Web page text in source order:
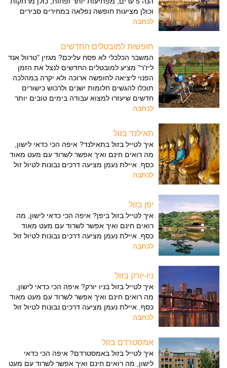
וכולן מציעות חופשה נפלאה במחירים סבירים
לכתבה
חופשות למובטלים החדשים
המשבר הכלכלי לא פסח עליכם? מגזין "טרוול אנד
ליז'ר" מציע למובטלים החדשים לנצל את הזמן
הפנוי ליציאה לחופשה ארוכה ולא יקרה במהלכה
תוכלו להגשים חלומות ישנים ולרכוש כישורים
חדשים שיעזרו למצוא עבודה בימים טובים יותר
לכתבה
תאילנד בזול
איך לטייל בזול בתאילנד? איפה הכי כדאי לישון,
מה רואים חינם ואיך אפשר לשרוד עם מעט מאוד
כסף. איילת נעמן מציעה דרכים נבונות לטיול זול
לכתבה
יפן בזול
איך לטייל בזול ביפן? איפה הכי כדאי לישון, מה
רואים חינם ואיך אפשר לשרוד עם מעט מאוד
כסף. איילת נעמן מציעה דרכים נבונות לטיול זול
לכתבה
ניו-יורק בזול
איך לטייל בזול בניו יורק? איפה הכי כדאי לישון,
מה רואים חינם ואיך אפשר לשרוד עם מעט מאוד
כסף. איילת נעמן מציעה דרכים נבונות לטיול זול
לכתבה
אמסטרדם בזול
איך לטייל בזול באמסטרדם? איפה הכי כדאי
לישון, מה רואים חינם ואיך אפשר לשרוד עם מעט